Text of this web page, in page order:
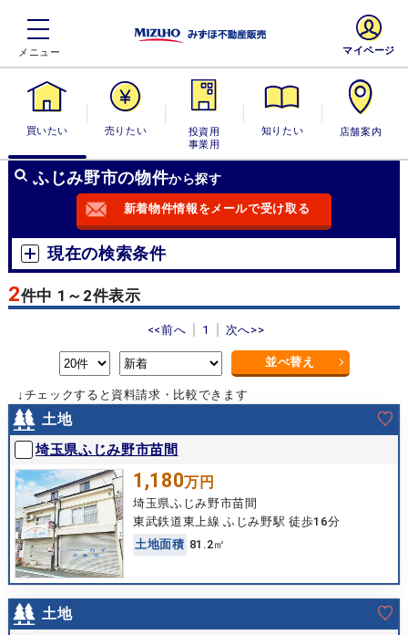
買いたい 売りたい
投資用・事業
用
知りたい 店舗案内
マイページ
ふじみ野市の物件から探す
新着物件情報をメールで受け取る
現在の検索条件
2件中 1～2件表示
<<前へ 1 次へ>>
並べ替え
↓チェックすると資料請求・比較できます
土地
埼玉県ふじみ野市苗間
1,180万円
埼玉県ふじみ野市苗間
東武鉄道東上線 ふじみ野駅 徒歩16分
土地面積 81.2㎡
土地